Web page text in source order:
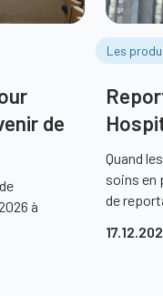
de
à
Les
Quand
soins en
de